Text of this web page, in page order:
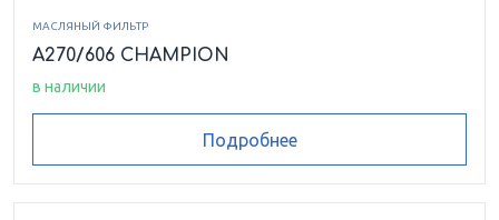
МАСЛЯНЫЙ ФИЛЬТР
A270/606 CHAMPION
в наличии
Подробнее